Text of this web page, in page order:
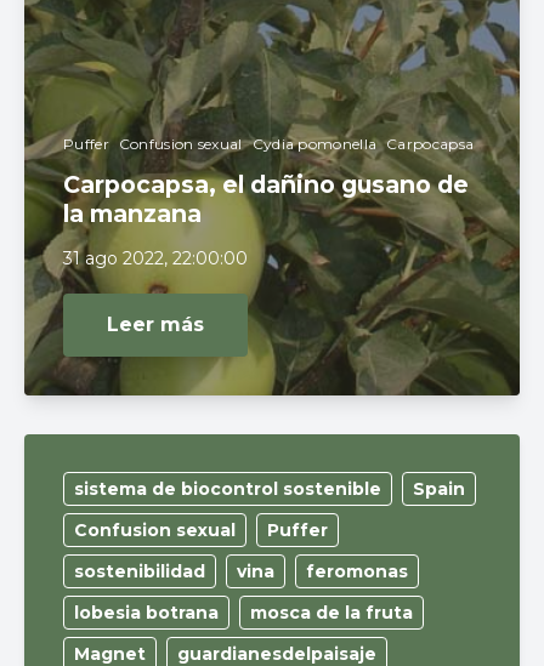
Puffer Confusion sexual Cydia pomonella Carpocapsa
Carpocapsa, el dañino gusano de
la manzana
31 ago 2022, 22:00:00
Leer más
sistema de biocontrol sostenible
Spain
Confusion sexual
Puffer
sostenibilidad
vina
feromonas
lobesia botrana
mosca de la fruta
Magnet
guardianesdelpaisaje